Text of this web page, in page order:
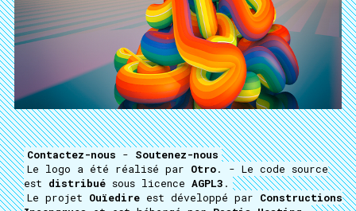
Contactez-nous - Soutenez-nous
Le logo a été réalisé par Otro. - Le code source
est distribué sous licence AGPL3 .
Le projet Ouïedire est développé par Constructions